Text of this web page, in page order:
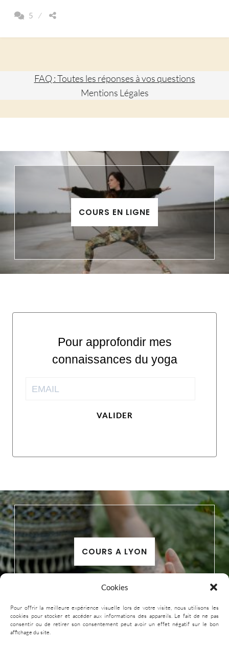
Cookies
Pour offrir la meilleure expérience visuelle lors de votre visite, nous utilisons les
cookies pour stocker et accéder aux informations des appareils. Le fait de ne pas
consentir ou de retirer son consentement peut avoir un effet négatif sur le bon
affichage du site.
MA
5
COURS EN LIGNE
Pour approfondir mes
connaissances du yoga
VALIDER
COURS A LYON
FAQ : Toutes les réponses à vos questions
Mentions Légales